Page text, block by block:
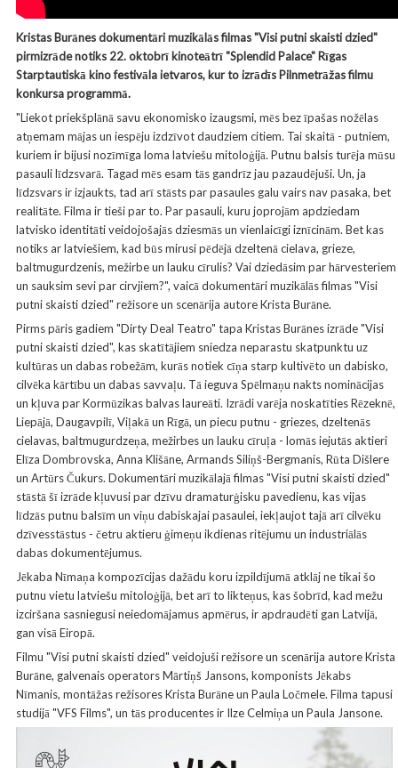
Kristas Burānes dokumentāri muzikālās filmas "Visi putni skaisti dzied"
pirmizrāde notiks 22. oktobrī kinoteātrī "Splendid Palace" Rīgas
Starptautiskā kino festivāla ietvaros, kur to izrādīs Pilnmetrāžas filmu
konkursa programmā.
"Liekot priekšplānā savu ekonomisko izaugsmi, mēs bez īpašas nožēlas
atņemam mājas un iespēju izdzīvot daudziem citiem. Tai skaitā - putniem,
kuriem ir bijusi nozīmīga loma latviešu mitoloģijā. Putnu balsis turēja mūsu
pasauli līdzsvarā. Tagad mēs esam tās gandrīz jau pazaudējuši. Un, ja
līdzsvars ir izjaukts, tad arī stāsts par pasaules galu vairs nav pasaka, bet
realitāte. Filma ir tieši par to. Par pasauli, kuru joprojām apdziedam
latvisko identitāti veidojošajās dziesmās un vienlaicīgi iznīcinām. Bet kas
notiks ar latviešiem, kad būs mirusi pēdējā dzeltenā cielava, grieze,
baltmugurdzenis, mežirbe un lauku cīrulis? Vai dziedāsim par hārvesteriem
un sauksim sevi par cirvjiem?", vaicā dokumentāri muzikālās filmas "Visi
putni skaisti dzied" režisore un scenārija autore Krista Burāne.
Pirms pāris gadiem "Dirty Deal Teatro" tapa Kristas Burānes izrāde "Visi
putni skaisti dzied", kas skatītājiem sniedza neparastu skatpunktu uz
kultūras un dabas robežām, kurās notiek cīņa starp kultivēto un dabisko,
cilvēka kārtību un dabas savvaļu. Tā ieguva Spēlmaņu nakts nominācijas
un kļuva par Kormūzikas balvas laureāti. Izrādi varēja noskatīties Rēzeknē,
Liepājā, Daugavpilī, Viļakā un Rīgā, un piecu putnu - griezes, dzeltenās
cielavas, baltmugurdzeņa, mežirbes un lauku cīruļa - lomās iejutās aktieri
Elīza Dombrovska, Anna Klišāne, Armands Siliņš-Bergmanis, Rūta Dišlere
un Artūrs Čukurs. Dokumentāri muzikālajā filmas "Visi putni skaisti dzied"
stāstā šī izrāde kļuvusi par dzīvu dramaturģisku pavedienu, kas vijas
līdzās putnu balsīm un viņu dabiskajai pasaulei, iekļaujot tajā arī cilvēku
dzīvesstāstus - četru aktieru ģimeņu ikdienas ritējumu un industriālās
dabas dokumentējumus.
Jēkaba Nīmaņa kompozīcijas dažādu koru izpildījumā atklāj ne tikai šo
putnu vietu latviešu mitoloģijā, bet arī to likteņus, kas šobrīd, kad mežu
izciršana sasniegusi neiedomājamus apmērus, ir apdraudēti gan Latvijā,
gan visā Eiropā.
Filmu "Visi putni skaisti dzied" veidojuši režisore un scenārija autore Krista
Burāne, galvenais operators Mārtiņš Jansons, komponists Jēkabs
Nīmanis, montāžas režisores Krista Burāne un Paula Ločmele. Filma tapusi
studijā "VFS Films", un tās producentes ir Ilze Celmiņa un Paula Jansone.